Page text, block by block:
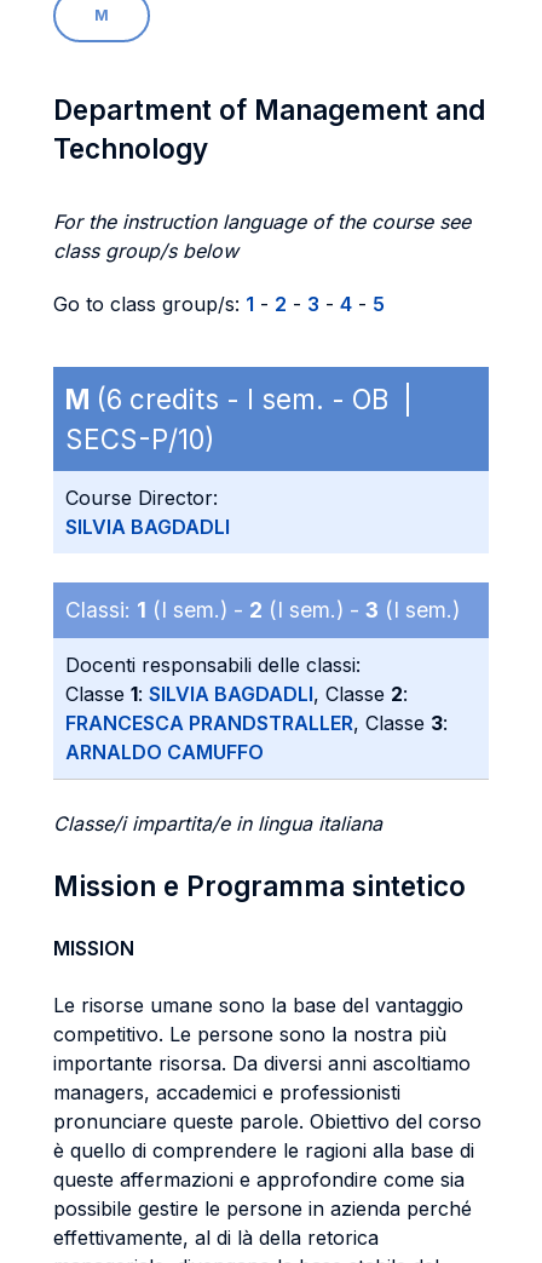
M
Department of Management and
Technology
For the instruction language of the course see
class group/s below
Go to class group/s: 1 - 2 - 3 - 4 - 5
M (6 credits - I sem. - OB |
SECS-P/10)
Course Director:
SILVIA BAGDADLI
Classi: 1 (I sem.) - 2 (I sem.) - 3 (I sem.)
Docenti responsabili delle classi:
Classe 1: SILVIA BAGDADLI, Classe 2:
FRANCESCA PRANDSTRALLER, Classe 3:
ARNALDO CAMUFFO
Classe/i impartita/e in lingua italiana
Mission e Programma sintetico
MISSION
Le risorse umane sono la base del vantaggio
competitivo. Le persone sono la nostra più
importante risorsa. Da diversi anni ascoltiamo
managers, accademici e professionisti
pronunciare queste parole. Obiettivo del corso
è quello di comprendere le ragioni alla base di
queste affermazioni e approfondire come sia
possibile gestire le persone in azienda perché
effettivamente, al di là della retorica